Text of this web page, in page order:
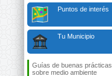
Puntos de interés
Tu Municipio
Guías de buenas prácticas
sobre medio ambiente